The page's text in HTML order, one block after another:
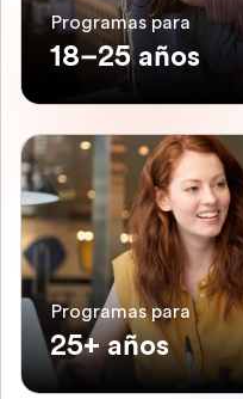
Programas para
18–25 años
Programas para
25+ años